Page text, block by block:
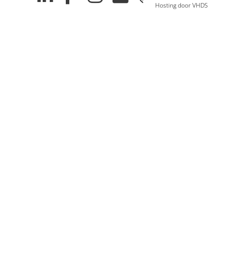
Hosting door VHDS